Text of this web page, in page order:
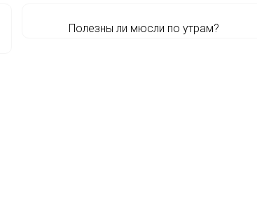
Полезны ли мюсли по утрам?